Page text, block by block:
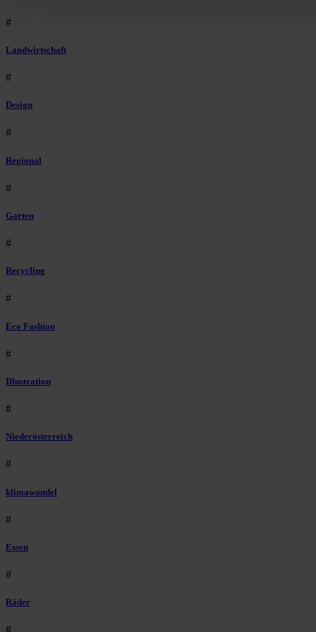
#
Landwirtschaft
#
Design
#
Regional
#
Garten
#
Recycling
#
Eco Fashion
#
Illustration
#
Niederösterreich
#
klimawandel
#
Essen
#
Räder